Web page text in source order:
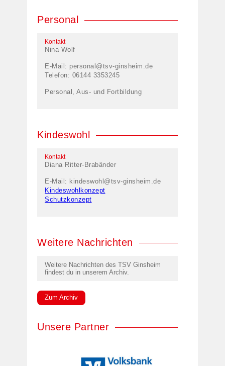
Personal
Kontakt
Nina Wolf
E-Mail: personal@tsv-ginsheim.de
Telefon: 06144 3353245
Personal, Aus- und Fortbildung
Kindeswohl
Kontakt
Diana Ritter-Brabänder
E-Mail: kindeswohl@tsv-ginsheim.de
Kindeswohlkonzept
Schutzkonzept
Weitere Nachrichten
Weitere Nachrichten des TSV Ginsheim
findest du in unserem Archiv.
Zum Archiv
Unsere Partner